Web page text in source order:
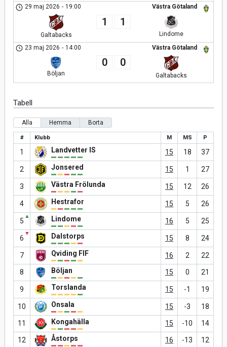
Västra Götaland
29 maj 2026 - 19:00
Galtabacks
1 1
Lindome
Västra Götaland
23 maj 2026 - 14:00
Böljan
0 0
Galtabacks
Tabell
Alla Hemma Borta
# Klubb M MS P
1 Landvetter IS 15 18 37
2 Jonsered 15 1 27
3 Västra Frölunda 15 12 26
4 Hestrafor 15 5 26
5
▲ Lindome 16 5 25
6
▼ Dalstorps 15 8 24
7 Qviding FIF 16 2 22
8 Böljan 15 0 21
9 Torslanda 15 -1 19
10 Onsala 15 -3 18
11 Kongahälla 15 -10 14
12 Åstorps 16 -13 12